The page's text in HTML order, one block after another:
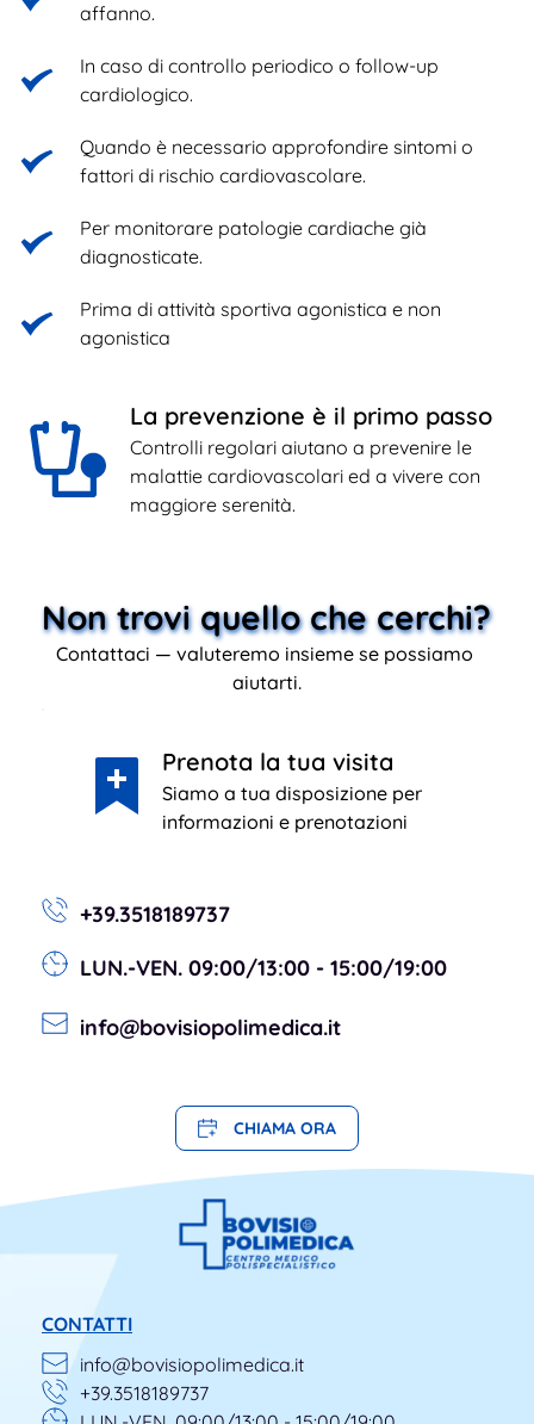
affanno.
In caso di controllo periodico o follow-up
cardiologico.
Quando è necessario approfondire sintomi o
fattori di rischio cardiovascolare.
Per monitorare patologie cardiache già
diagnosticate.
Prima di attività sportiva agonistica e non
agonistica
La prevenzione è il primo passo
Controlli regolari aiutano a prevenire le
malattie cardiovascolari ed a vivere con
maggiore serenità.
Non trovi quello che cerchi?
Contattaci — valuteremo insieme se possiamo
aiutarti.
Prenota la tua visita
Siamo a tua disposizione per
informazioni e prenotazioni
+39.3518189737
LUN.-VEN. 09:00/13:00 - 15:00/19:00
info@bovisiopolimedica.it
CHIAMA ORA
CONTATTI
info@bovisiopolimedica.it
+39.3518189737